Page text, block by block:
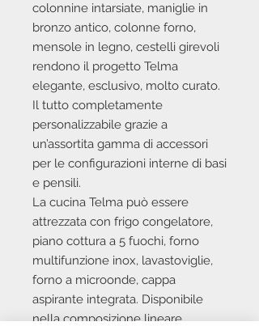
colonnine intarsiate, maniglie in
bronzo antico, colonne forno,
mensole in legno, cestelli girevoli
rendono il progetto Telma
elegante, esclusivo, molto curato.
Il tutto completamente
personalizzabile grazie a
un’assortita gamma di accessori
per le configurazioni interne di basi
e pensili.
La cucina Telma può essere
attrezzata con frigo congelatore,
piano cottura a 5 fuochi, forno
multifunzione inox, lavastoviglie,
forno a microonde, cappa
aspirante integrata. Disponibile
nella composizione lineare,